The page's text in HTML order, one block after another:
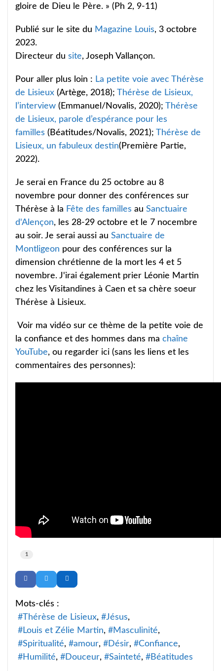
gloire de Dieu le Père. » (Ph 2, 9-11)
Publié sur le site du Magazine Louis, 3 octobre
2023.
Directeur du site, Joseph Vallançon.
Pour aller plus loin : La petite voie avec Thérèse
de Lisieux (Artège, 2018); Thérèse de Lisieux,
l’interview (Emmanuel/Novalis, 2020); Thérèse
de Lisieux, parole d’espérance pour les
familles (Béatitudes/Novalis, 2021); Thérèse de
Lisieux, un fabuleux destin(Première Partie,
2022).
Je serai en France du 25 octobre au 8
novembre pour donner des conférences sur
Thérèse à la Fête des familles au Sanctuaire
d'Alençon, les 28-29 octobre et le 7 nocembre
au soir. Je serai aussi au Sanctuaire de
Montligeon pour des conférences sur la
dimension chrétienne de la mort les 4 et 5
novembre. J'irai également prier Léonie Martin
chez les Visitandines à Caen et sa chère soeur
Thérèse à Lisieux.
Voir ma vidéo sur ce thème de la petite voie de
la confiance et des hommes dans ma chaîne
YouTube, ou regarder ici (sans les liens et les
commentaires des personnes):
1
Mots-clés :
Thérèse de Lisieux
Jésus
Louis et Zélie Martin
Masculinité
Spiritualité
amour Désir
Confiance
Humilité
Douceur Sainteté Béatitudes